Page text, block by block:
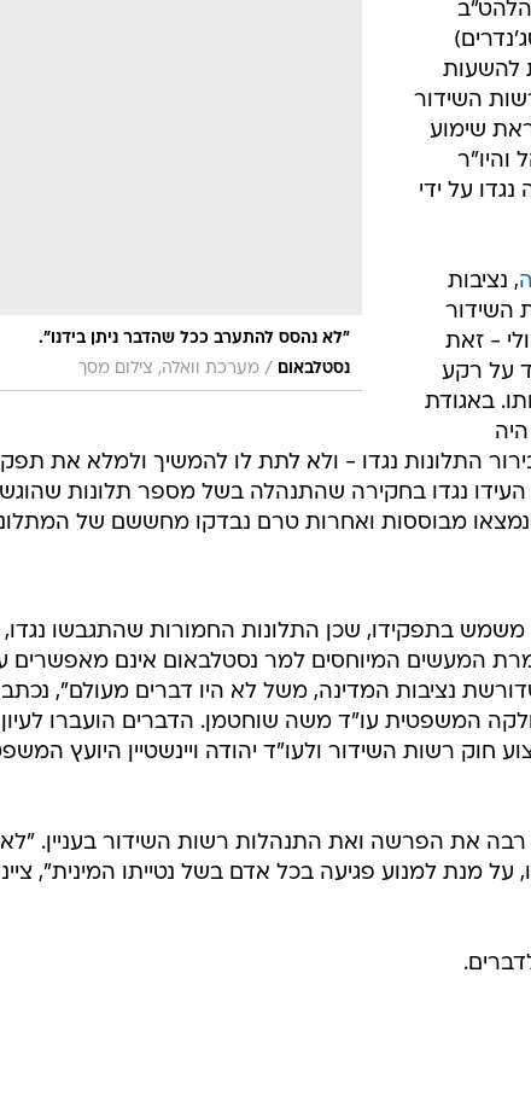
"לא נהסס להתערב ככל שהדבר ניתן בידנו".
נסטלבאום
/ מערכת וואלה, צילום מסך
הלהט"ב
להשעות
השידור
שימוע
והיו"ר
על ידי
, נציבות
השידור
- זאת
על רקע
באגודת
התלונות נגדו - ולא לתת לו להמשיך ולמלא את
נגדו בחקירה שהתנהלה בשל מספר תלונות
ונמצאו מבוססות ואחרות טרם נבדקו מחששם של
משמש בתפקידו, שכן התלונות החמורות שהתגבשו נגדו,
המעשים המיוחסים למר נסטלבאום אינם מאפשרים
נציבות המדינה, משל לא היו דברים מעולם", נכתב
המשפטית עו"ד משה שוחטמן. הדברים הועברו
רשות השידור ולעו"ד יהודה ויינשטיין היועץ
רבה את הפרשה ואת התנהלות רשות השידור בעניין. "לא
מנת למנוע פגיעה בכל אדם בשל נטייתו המינית",